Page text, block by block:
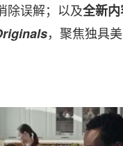
除误解；以及全新
，聚焦独具